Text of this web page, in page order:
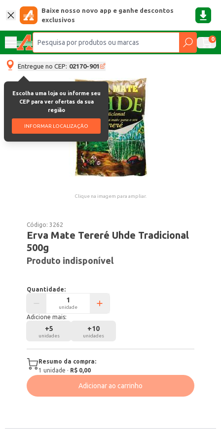
Baixe nosso novo app e ganhe descontos
exclusivos
0
Entregue no CEP: 02170-901
Escolha uma loja ou informe seu
CEP para ver ofertas da sua
região
INFORMAR LOCALIZAÇÃO
Clique na imagem para ampliar.
Código:3262
Erva Mate Tereré Uhde Tradicional
500g
Produto indisponível
Quantidade:
unidade
Adicione mais:
+5
unidades
+10
unidades
Resumo da compra:
1 unidade · R$ 0,00
Adicionar ao carrinho